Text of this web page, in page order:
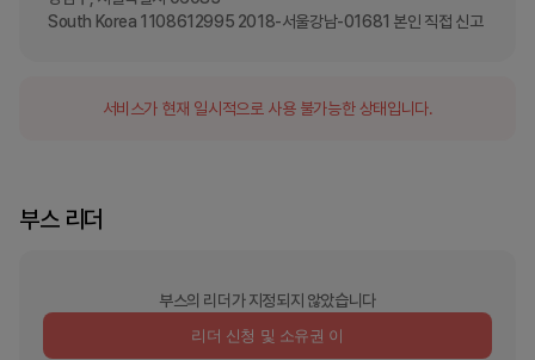
South Korea 1108612995 2018-서울강남-01681 본인 직접 신고
서비스가 현재 일시적으로 사용 불가능한 상태입니다.
부스 리더
부스의 리더가 지정되지 않았습니다
리더 신청 및 소유권 이